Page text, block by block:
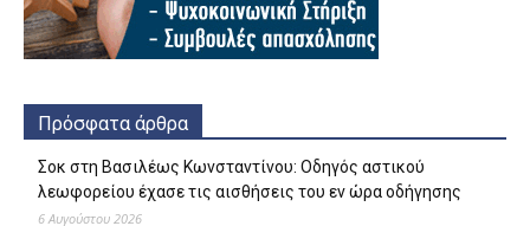
Πρόσφατα άρθρα
Σοκ στη Βασιλέως Κωνσταντίνου: Οδηγός αστικού
λεωφορείου έχασε τις αισθήσεις του εν ώρα οδήγησης
6 Αυγούστου 2026